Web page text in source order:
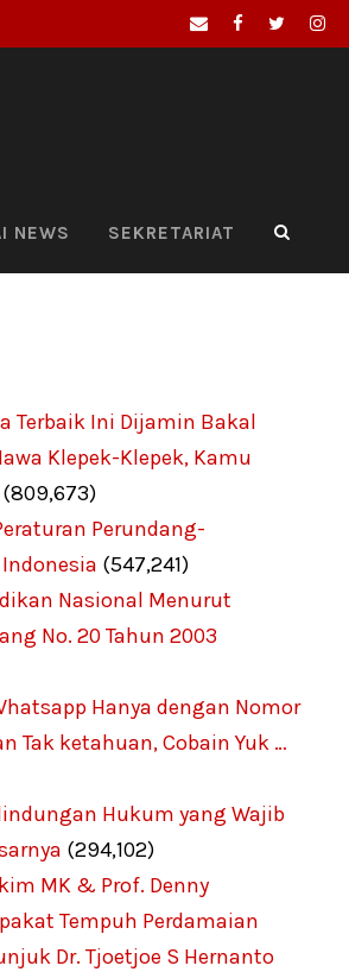
NEWS SEKRETARIAT
Terbaik Ini Dijamin Bakal
Klepek-Klepek, Kamu
(809,673)
Perundang-
(547,241)
Nasional Menurut
No. 20 Tahun 2003
Hanya dengan Nomor
Tak ketahuan, Cobain Yuk …
Hukum yang Wajib
(294,102)
MK & Prof. Denny
Tempuh Perdamaian
Dr. Tjoetjoe S Hernanto